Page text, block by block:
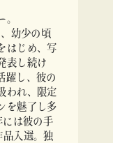
。
幼少の頃
はじめ、写
表し続け
躍し、彼の
われ、限定
を魅了し多
は彼の手
品入選。独